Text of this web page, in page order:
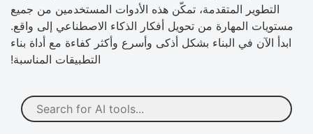
التطوير المتقدمة، تمكّن هذه الأدوات المستخدمين من جميع
مستويات المهارة من تحويل أفكار الذكاء الاصطناعي إلى واقع.
ابدأ الآن في البناء بشكل أذكى وأسرع وأكثر كفاءة مع أداة بناء
التطبيقات المناسبة!